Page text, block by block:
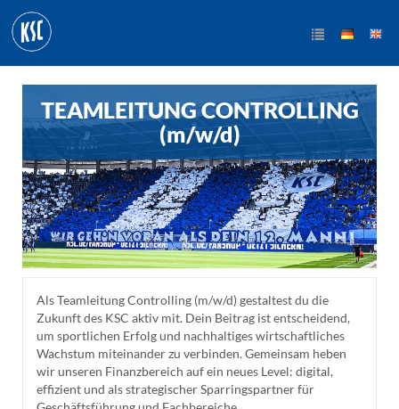
TEAMLEITUNG CONTROLLING
(m/w/d)
Als Teamleitung Controlling (m/w/d) gestaltest du die
Zukunft des KSC aktiv mit. Dein Beitrag ist entscheidend,
um sportlichen Erfolg und nachhaltiges wirtschaftliches
Wachstum miteinander zu verbinden. Gemeinsam heben
wir unseren Finanzbereich auf ein neues Level: digital,
effizient und als strategischer Sparringspartner für